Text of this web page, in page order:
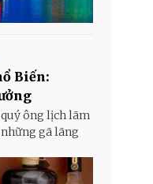
Biến:
ông lịch lãm
gã lãng